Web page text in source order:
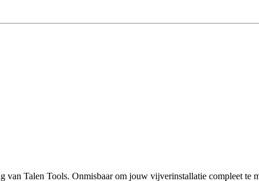
Talen Tools. Onmisbaar om jouw vijverinstallatie compleet te